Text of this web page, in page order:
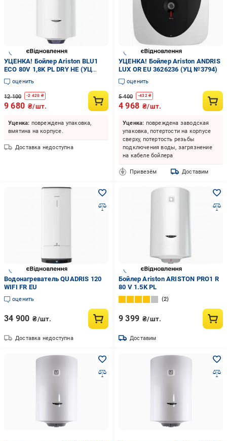
УЦЕНКА! Бойлер Ariston BLU1
ECO 80V 1,8K PL DRY HE (УЦ
№3028)
оценить
12 100 -2 420 ₴
9 680 ₴/шт.
Уценка: повреждена упаковка,
вмятина на корпусе.
Доставка недоступна
УЦЕНКА! Бойлер Ariston ANDRIS
LUX OR EU 3626236 (УЦ №3794)
оценить
5 400 -432₴
4 968 ₴/шт.
Уценка: повреждена заводская
упаковка, потертости на корпусе
сверху, потертость резьбы
подключения воды, загрязнение
на кабеле бойлера
Привезём Доставим
Водонагреватель QUADRIS 120
WIFI FR EU
оценить
34 900 ₴/шт.
Доставка недоступна
Бойлер Ariston ARISTON PRO1 R
80 V 1.5K PL
2
9 399 ₴/шт.
Доставим